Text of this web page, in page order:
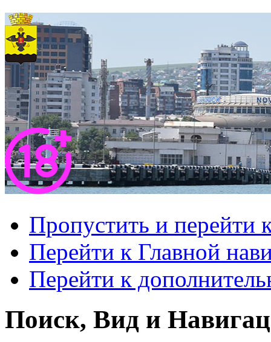
Пропустить и перейти
Перейти к Главной
Перейти к
Поиск, Вид и